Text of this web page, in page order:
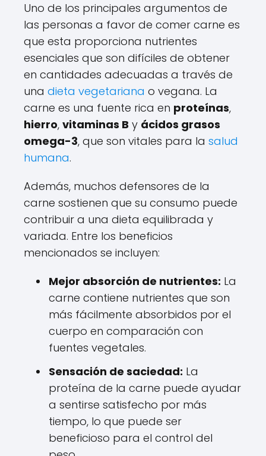
Uno de los principales argumentos de
las personas a favor de comer carne es
que esta proporciona nutrientes
esenciales que son difíciles de obtener
en cantidades adecuadas a través de
una dieta vegetariana o vegana. La
carne es una fuente rica en proteínas,
hierro, vitaminas B y ácidos grasos
omega-3, que son vitales para la salud
humana.
Además, muchos defensores de la
carne sostienen que su consumo puede
contribuir a una dieta equilibrada y
variada. Entre los beneficios
mencionados se incluyen:
Mejor absorción de nutrientes: La
carne contiene nutrientes que son
más fácilmente absorbidos por el
cuerpo en comparación con
fuentes vegetales.
Sensación de saciedad: La
proteína de la carne puede ayudar
a sentirse satisfecho por más
tiempo, lo que puede ser
beneficioso para el control del